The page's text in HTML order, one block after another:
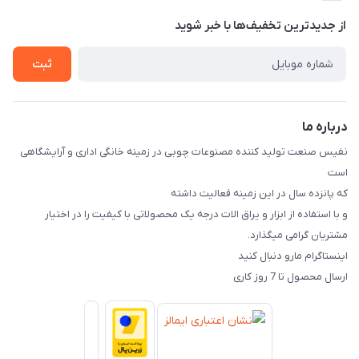
تماس با ما
راهنمای خرید
از جدید‌ترین تخفیف‌ها با‌ خبر شوید
ثبت
درباره ما
نفیس صنعت تولید کننده مصنوعات چوبی در زمینه خانگی اداری و آرایشگاهی
است
که پانزده سال در این زمینه فعالیت داشته
و با استفاده از ابزار و یراق الات درجه یک محصولاتی با کیفیت را در اختیار
مشتریان گرامی میگذارد.
اینستاگرام مارو دنبال کنید
ارسال محصول تا 7 روز کاری